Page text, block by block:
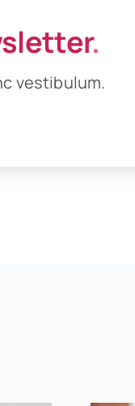
.
vestibulum.